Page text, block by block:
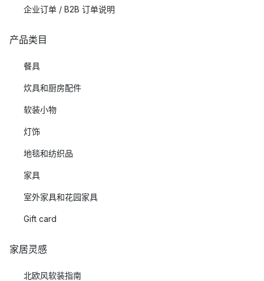
企业订单 / B2B 订单说明
产品类目
餐具
炊具和厨房配件
软装小物
灯饰
地毯和纺织品
家具
室外家具和花园家具
Gift card
家居灵感
北欧风软装指南